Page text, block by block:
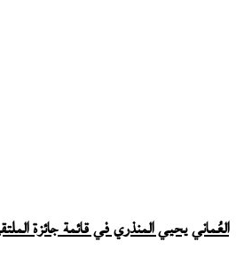
العُماني يحيي المنذري في قائمة جائزة